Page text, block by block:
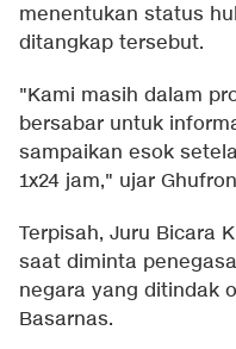
menentukan status
ditangkap tersebut.
"Kami masih dalam
bersabar untuk
sampaikan esok
1x24 jam," ujar
Terpisah, Juru Bicara
saat diminta
negara yang ditindak
Basarnas.